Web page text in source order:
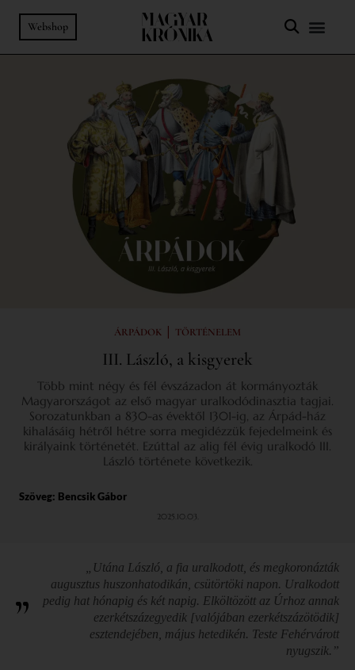
Webshop
ÁRPÁDOK | TÖRTÉNELEM
III. László, a kisgyerek
Több mint négy és fél évszázadon át kormányozták
Magyarországot az első magyar uralkodódinasztia tagjai.
Sorozatunkban a 830-as évektől 1301-ig, az Árpád-ház
kihalásáig hétről hétre sorra megidézzük fejedelmeink és
királyaink történetét. Ezúttal az alig fél évig uralkodó III.
László története következik.
Szöveg: Bencsik Gábor
2025.10.03.
„Utána László, a fia uralkodott, és megkoronázták
augusztus huszonhatodikán, csütörtöki napon. Uralkodott
pedig hat hónapig és két napig. Elköltözött az Úrhoz annak
ezerkétszázegyedik [valójában ezerkétszázötödik]
esztendejében, május hetedikén. Teste Fehérvárott
nyugszik.”